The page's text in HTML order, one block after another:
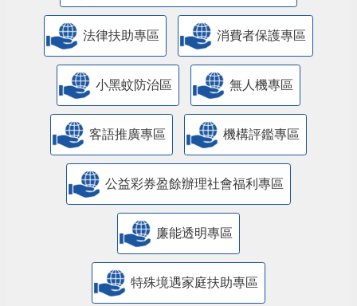
法律扶助專區 消費者保護專區
小黑蚊防治區 無人機專區
客語推廣專區 機構評鑑專區
公益彩券盈餘辦理社會福利專區
廉能透明專區
特殊境遇家庭扶助專區